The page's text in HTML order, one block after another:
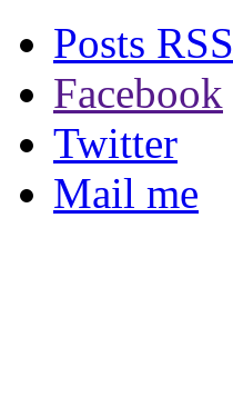
Posts RSS
Facebook
Twitter
Mail me